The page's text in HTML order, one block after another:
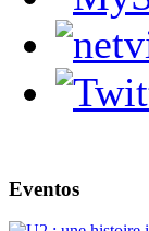
Eventos